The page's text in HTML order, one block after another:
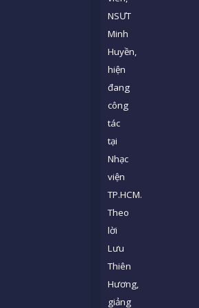
NSƯT
Minh
Huyền,
hiện
đang
công
tác
tại
Nhạc
viện
TP.HCM.
Theo
lời
Lưu
Thiên
Hương,
giảng